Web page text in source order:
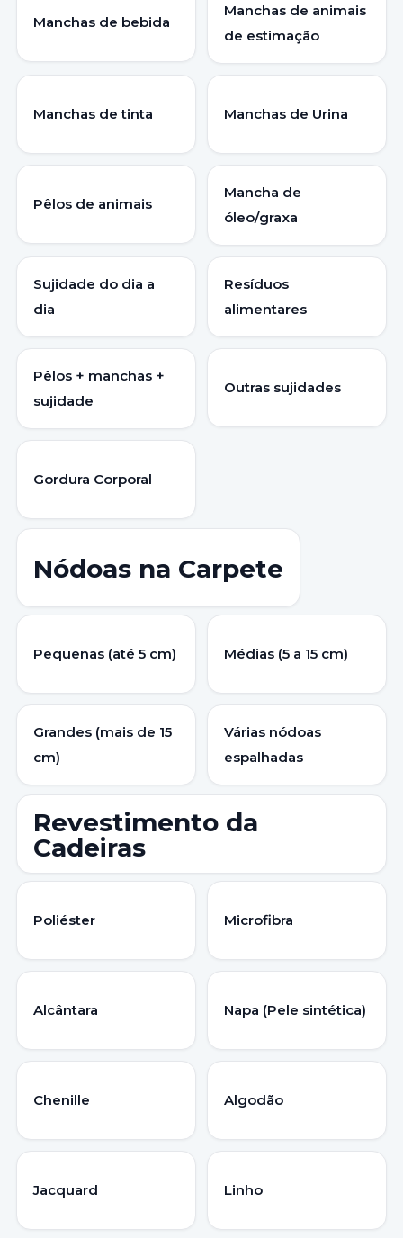
Manchas de bebida
Manchas de animais
de estimação
Manchas de tinta Manchas de Urina
Pêlos de animais
Mancha de
óleo/graxa
Sujidade do dia a
dia
Resíduos
alimentares
Pêlos + manchas +
sujidade
Outras sujidades
Gordura Corporal
Nódoas na Carpete
Pequenas (até 5 cm) Médias (5 a 15 cm)
Grandes (mais de 15
cm)
Várias nódoas
espalhadas
Revestimento da
Cadeiras
Poliéster Microfibra
Alcântara Napa (Pele sintética)
Chenille Algodão
Jacquard Linho